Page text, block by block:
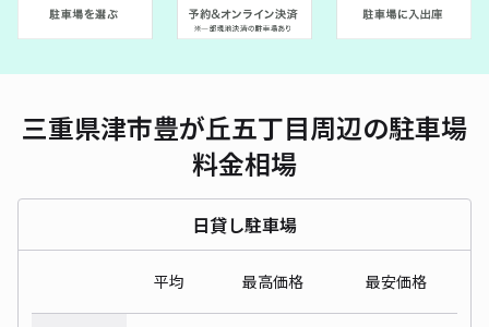
三重県津市豊が丘五丁目周辺の駐車場
料金相場
日貸し駐車場
平均 最高価格 最安価格